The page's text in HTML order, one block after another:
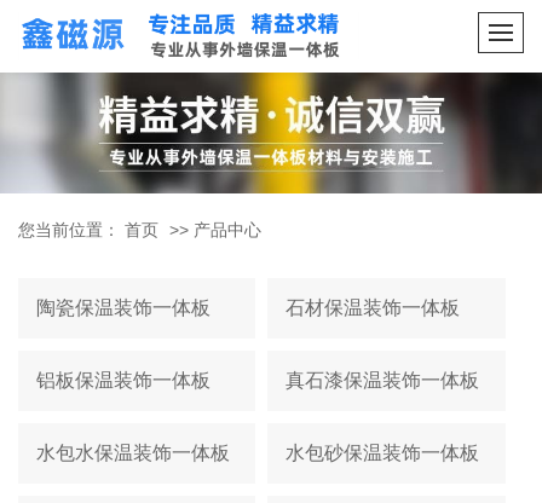
您当前位置： 首页 >> 产品中心
陶瓷保温装饰一体板 石材保温装饰一体板
铝板保温装饰一体板 真石漆保温装饰一体板
水包水保温装饰一体板 水包砂保温装饰一体板